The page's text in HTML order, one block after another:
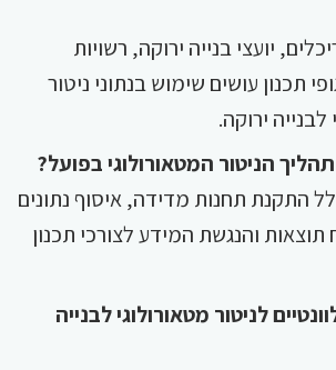
יועצי בנייה ירוקה, רשויות
תכנון עושים שימוש בנתוני ניטור
לבנייה ירוקה.
הניטור המטאורולוגי בפועל?
התקנת תחנות מדידה, איסוף נתונים
תוצאות והנגשת המידע לצורכי תכנון
לניטור מטאורולוגי לבנייה